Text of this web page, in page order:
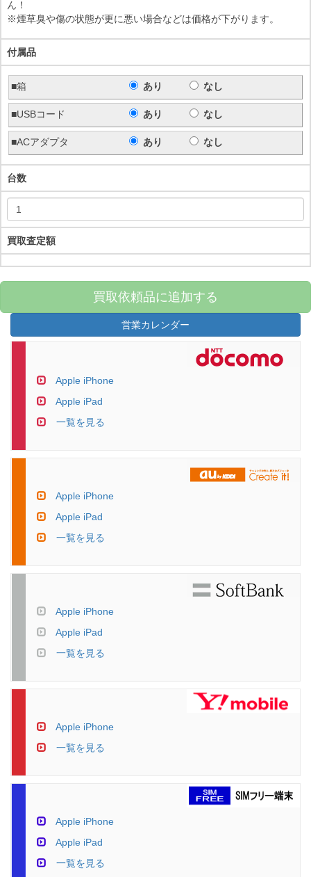
ん！
※煙草臭や傷の状態が更に悪い場合などは価格が下がります。
付属品
■箱 あり なし
■USBコード あり なし
■ACアダプタ あり なし
台数
買取査定額
買取依頼品に追加する
営業カレンダー
Apple iPhone
Apple iPad
一覧を見る
Apple iPhone
Apple iPad
一覧を見る
Apple iPhone
Apple iPad
一覧を見る
Apple iPhone
一覧を見る
Apple iPhone
Apple iPad
一覧を見る